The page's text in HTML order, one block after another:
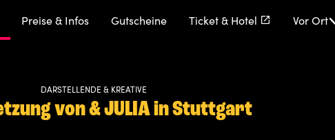
Preise & Infos Gutscheine Ticket & Hotel Vor Ort
DARSTELLENDE & KREATIVE
von & JULIA in Stuttgart